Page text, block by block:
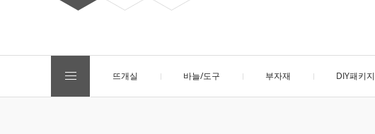
뜨개실 바늘/도구 부자재 DIY패키지